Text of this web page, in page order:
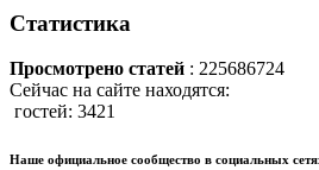
Статистика
Просмотрено статей : 225686724
Сейчас на сайте находятся:
гостей: 3421
Наше официальное сообщество в социальных